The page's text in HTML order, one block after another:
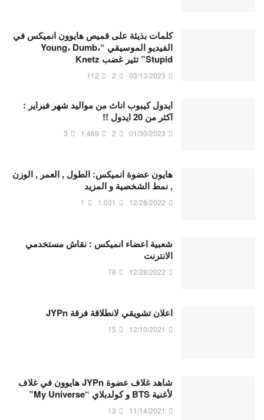
كلمات بذيئة على قميص هايوون انميكس في
الفيديو الموسيقي “Young، Dumb،
Stupid” تثير غضب Knetz
03/13/2023
2
112
ايدول كيبوب اناث من مواليد شهر فبراير :
اكثر من 20 ايدول !!
01/30/2023
2
1,469
3
هايون عضوة انميكس: الطول , العمر , الوزن
, نمط الشخصية و المزيد
12/28/2022
1,031
1
شعبية اعضاء انميكس : نقاش مستخدمي
الانترنت
12/28/2022
78
اعلان تشويقي لانطلاقة فرقة JYPn
12/10/2021
15
شاهد غلاف عضوة JYPn هايوون في غلاف
لأغنية BTS و كولدبلاي “My Universe”
11/14/2021
13